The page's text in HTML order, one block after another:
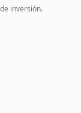
inversión.